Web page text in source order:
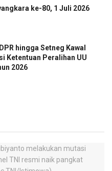
ke-80, 1 Juli 2026
hingga Setneg Kawal
Ketentuan Peralihan UU
2026